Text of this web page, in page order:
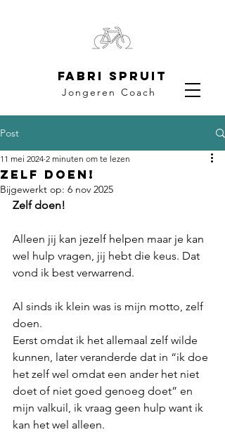
Fabri Spruit
Jongeren Coach
Post
Zelf doen!
11 mei 2024 2 minuten om te lezen
Bijgewerkt op: 6 nov 2025
Zelf doen!
Alleen jij kan jezelf helpen maar je kan
wel hulp vragen, jij hebt die keus. Dat
vond ik best verwarrend.
Al sinds ik klein was is mijn motto, zelf
doen.
Eerst omdat ik het allemaal zelf wilde
kunnen, later veranderde dat in “ik doe
het zelf wel omdat een ander het niet
doet of niet goed genoeg doet” en
mijn valkuil, ik vraag geen hulp want ik
kan het wel alleen.